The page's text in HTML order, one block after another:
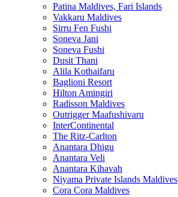
Patina Maldives, Fari Islands
Vakkaru Maldives
Sirru Fen Fushi
Soneva Jani
Soneva Fushi
Dusit Thani
Alila Kothaifaru
Baglioni Resort
Hilton Amingiri
Radisson Maldives
Outrigger Maafushivaru
InterContinental
The Ritz-Carlton
Anantara Dhigu
Anantara Veli
Anantara Kihavah
Niyama Private Islands Maldives
Cora Cora Maldives